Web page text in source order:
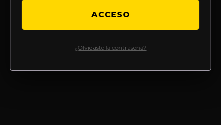
ACCESO
¿Olvidaste la contraseña?